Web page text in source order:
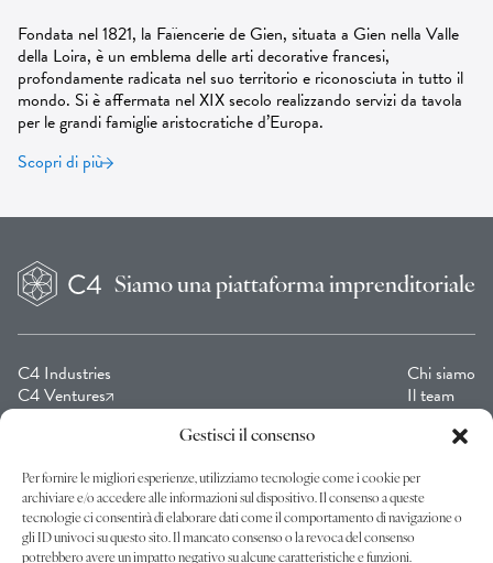
Gestisci il consenso
Per fornire le migliori esperienze, utilizziamo tecnologie come i cookie per
archiviare e/o accedere alle informazioni sul dispositivo. Il consenso a queste
tecnologie ci consentirà di elaborare dati come il comportamento di navigazione o
gli ID univoci su questo sito. Il mancato consenso o la revoca del consenso
potrebbero avere un impatto negativo su alcune caratteristiche e funzioni.
Fondata nel 1821, la Faïencerie de Gien, situata a Gien nella Valle
della Loira, è un emblema delle arti decorative francesi,
profondamente radicata nel suo territorio e riconosciuta in tutto il
mondo. Si è affermata nel XIX secolo realizzando servizi da tavola
per le grandi famiglie aristocratiche d’Europa.
Scopri di più
Siamo una piattaforma imprenditoriale
C4 Industries
C4 Ventures
C4 Collection
Chi siamo
Il team
Contatto
Unisciti a noi nel nostro percorso: iscriviti alla nostra newsletter!